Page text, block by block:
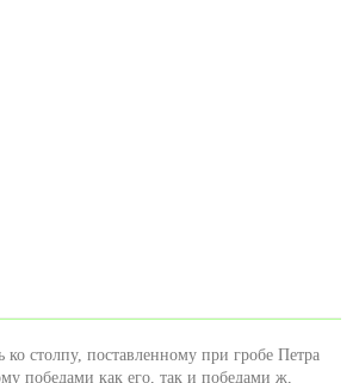
столпу, поставленному при гробе Петра
победами как его, так и победами ж,